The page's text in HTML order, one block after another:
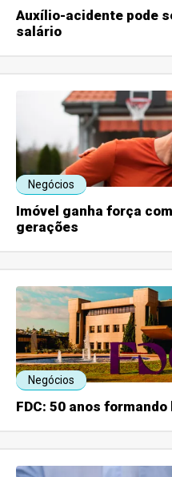
Auxílio-acidente pode
salário
Negócios
Imóvel ganha força
gerações
Negócios
FDC: 50 anos